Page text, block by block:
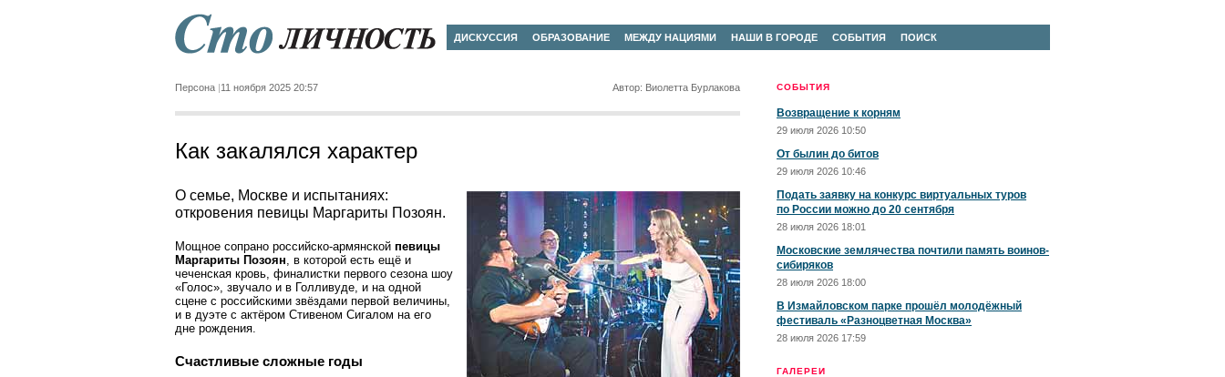
ДИСКУССИЯ ОБРАЗОВАНИЕ МЕЖДУ НАЦИЯМИ НАШИ В ГОРОДЕ СОБЫТИЯ ПОИСК
СОБЫТИЯ
Возвращение к корням
29 июля 2026 10:50
От былин до битов
29 июля 2026 10:46
Подать заявку на конкурс виртуальных туров
по России можно до 20 сентября
28 июля 2026 18:01
Московские землячества почтили память воинов-
сибиряков
28 июля 2026 18:00
В Измайловском парке прошёл молодёжный
фестиваль «Разноцветная Москва»
28 июля 2026 17:59
ГАЛЕРЕИ
Персона 11 ноября 2025 20:57 Автор: Виолетта Бурлакова
Как закалялся характер
О семье, Москве и испытаниях:
откровения певицы Маргариты Позоян.
Мощное сопрано российско-армянской певицы
Маргариты Позоян, в которой есть ещё и
чеченская кровь, финалистки первого сезона шоу
«Голос», звучало и в Голливуде, и на одной
сцене с российскими звёздами первой величины,
и в дуэте с актёром Стивеном Сигалом на его
дне рождения.
Счастливые сложные годы